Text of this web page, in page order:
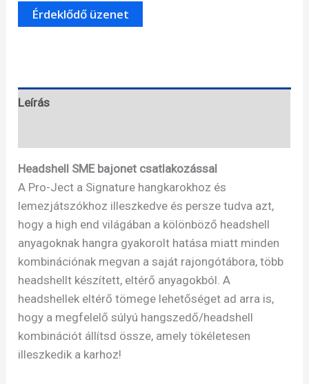
Signature
headshell
alumínium
Leírás
Headshell SME bajonet csatlakozással
A Pro-Ject a Signature hangkarokhoz és
lemezjátszókhoz illeszkedve és persze tudva azt,
hogy a high end világában a kölönböző headshell
anyagoknak hangra gyakorolt hatása miatt minden
kombinációnak megvan a saját rajongótábora, több
headshellt készített, eltérő anyagokból. A
headshellek eltérő tömege lehetőséget ad arra is,
hogy a megfelelő súlyú hangszedő/headshell
kombinációt állítsd össze, amely tökéletesen
illeszkedik a karhoz!